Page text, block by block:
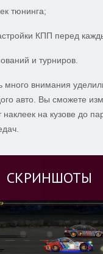
тюнинга;
КПП перед
и турниров.
много внимания
авто. Вы сможете
на кузове до
СКРИНШОТЫ